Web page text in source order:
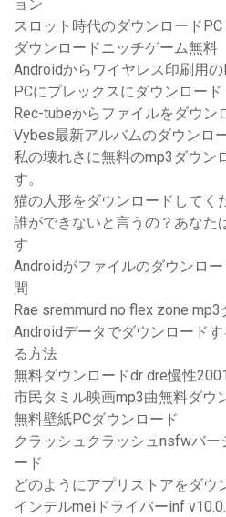
ョン
スロット時代のダウンロードPC
ダウンロードニッチゲーム無料
Androidからワイヤレス印刷用
PCにプレックスにダウンロード
Rec-tubeからファイルをダウン
Vybes最新アルバムのダウンロ
私の壊れさに無料のmp3ダウン
す。
猫の人形をダウンロードしてく
誰ができないと言うの？あなた
す
Androidがファイルのダウンロ
間
Rae sremmurd no flex zone
Androidデータでダウンロード
る方法
無料ダウンロードdr dre慢性2001
市民タミル映画mp3曲無料ダウ
無料壁紙PCダウンロード
クラッシュクラッシュnsfwバー
ード
どのようにアプリストアをダウ
インテルmeiドライバーinf